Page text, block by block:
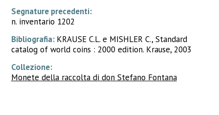
Segnature precedenti:
n. inventario 1202
Bibliografia: KRAUSE C.L. e MISHLER C., Standard
catalog of world coins : 2000 edition. Krause, 2003
Collezione:
Monete della raccolta di don Stefano Fontana